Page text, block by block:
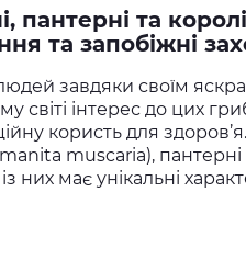
та
та запобіжні
завдяки своїм
світі інтерес до цих
користь для
muscaria),
них має унікальні